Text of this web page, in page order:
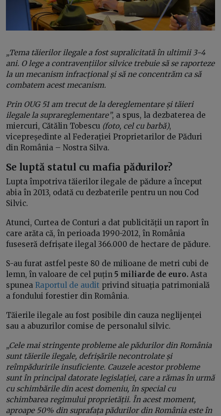
„Tema tăierilor ilegale a fost supralicitată în ultimii 3-4
ani. O lege a contravențiilor silvice trebuie să se raporteze
la un mecanism infracțional și să ne concentrăm ca să
combatem acest mecanism.
Prin OUG 51 am trecut de la dereglementare și tăieri
ilegale la suprareglementare”, a spus, la dezbaterea de
miercuri, Cătălin Tobescu (foto, cel cu barbă),
vicepreședinte al Federației Proprietarilor de Păduri
din România – Nostra Silva.
Se luptă statul cu mafia pădurilor?
Lupta împotriva tăierilor ilegale de pădure a început
abia în 2013, odată cu dezbaterile pentru un nou Cod
Silvic.
Atunci, Curtea de Conturi a dat publicității un raport în
care arăta că, în perioada 1990-2012, în România
fuseseră defrișate ilegal 366.000 de hectare de pădure.
S-au furat astfel peste 80 de milioane de metri cubi de
lemn, în valoare de cel puțin 5 miliarde de euro. Asta
spunea Raportul de audit privind situația patrimonială
a fondului forestier din România.
Tăierile ilegale au fost posibile din cauza neglijenței
sau a abuzurilor comise de personalul silvic.
„Cele mai stringente probleme ale pădurilor din România
sunt tăierile ilegale, defrișările necontrolate și
reîmpăduririle insuficiente. Cauzele acestor probleme
sunt în principal datorate legislației, care a rămas în urmă
cu schimbările din acest domeniu, în special cu
schimbarea regimului proprietății. În acest moment,
aproape 50% din suprafața pădurilor din România este în